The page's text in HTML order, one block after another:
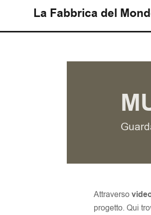
La Fabbrica del
Attraverso
progetto. Qui